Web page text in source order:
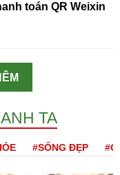
toán QR Weixin
TA
#SỐNG ĐẸP